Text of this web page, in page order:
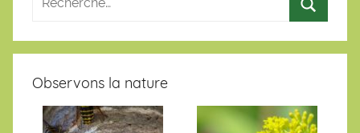
Observons la nature